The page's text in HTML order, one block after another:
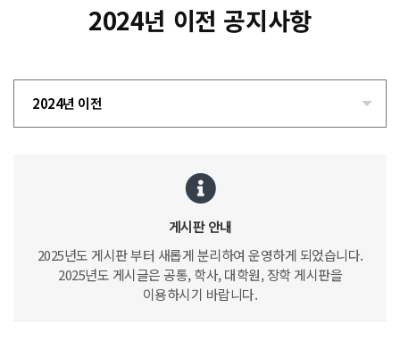
2024년 이전 공지사항
2024년 이전
게시판 안내
2025년도 게시판 부터 새롭게 분리하여 운영하게 되었습니다.
2025년도 게시글은 공통, 학사, 대학원, 장학 게시판을
이용하시기 바랍니다.